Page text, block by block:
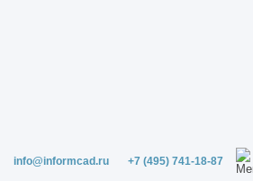
info@informcad.ru +7 (495) 741-18-87